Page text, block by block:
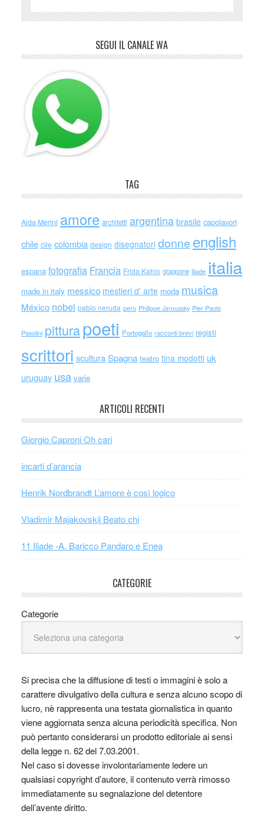
SEGUI IL CANALE WA
TAG
Alda Merini amore architetti argentina brasile capolavori
chile cile colombia design disegnatori donne english
espana fotografia Francia Frida Kahlo giappone iliade italia
made in italy messico mestieri d' arte moda musica
México nobel pablo neruda perù Philippe Jaroussky Pier Paolo
Pasolini pitturapoeti Portogallo racconti brevi registi
scrittori scultura Spagna teatro tina modotti uk
uruguay usa varie
ARTICOLI RECENTI
Giorgio Caproni Oh cari
incarti d’arancia
Henrik Nordbrandt L’amore è così logico
Vladimir Majakovskij Beato chi
11 Iliade -A. Baricco Pandaro e Enea
CATEGORIE
Categorie
Si precisa che la diffusione di testi o immagini è solo a
carattere divulgativo della cultura e senza alcuno scopo di
lucro, nè rappresenta una testata giornalistica in quanto
viene aggiornata senza alcuna periodicità specifica. Non
può pertanto considerarsi un prodotto editoriale ai sensi
della legge n. 62 del 7.03.2001.
Nel caso si dovesse involontariamente ledere un
qualsiasi copyright d’autore, il contenuto verrà rimosso
immediatamente su segnalazione del detentore
dell’avente diritto.